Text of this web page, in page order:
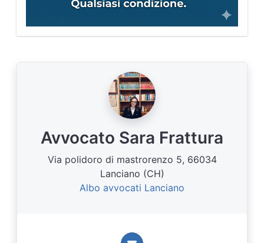
Avvocato Sara Frattura
Via polidoro di mastrorenzo 5, 66034
Lanciano (CH)
Albo avvocati Lanciano